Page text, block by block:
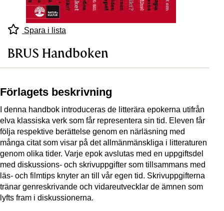
Spara i lista
BRUS Handboken
Förlagets beskrivning
I denna handbok introduceras de litterära epokerna utifrån
elva klassiska verk som får representera sin tid. Eleven får
följa respektive berättelse genom en närläsning med
många citat som visar på det allmänmänskliga i litteraturen
genom olika tider. Varje epok avslutas med en uppgiftsdel
med diskussions- och skrivuppgifter som tillsammans med
läs- och filmtips knyter an till vår egen tid. Skrivuppgifterna
tränar genreskrivande och vidareutvecklar de ämnen som
lyfts fram i diskussionerna.